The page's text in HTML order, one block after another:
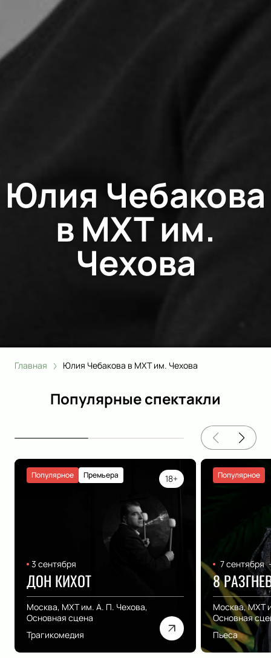
Юлия Чебакова
в МХТ им.
Чехова
Главная Юлия Чебакова в МХТ им. Чехова
Популярные спектакли
Популярное Премьера 18+
3 сентября
ДОН КИХОТ
Москва, МХТ им. А. П. Чехова,
Основная сцена
Трагикомедия
Популярное
7 сентября
8
Москва, МХТ
Основная
Пьеса